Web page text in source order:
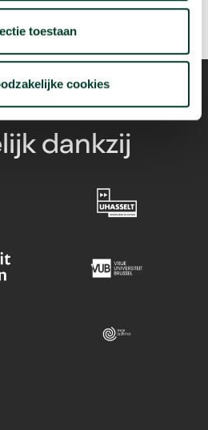
toestaan
cookies
dankzij